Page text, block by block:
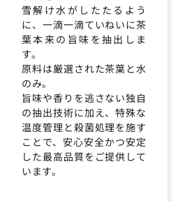
雪解け水がしたたるよう
に、一滴一滴ていねいに茶
葉本来の旨味を抽出しま
す。
原料は厳選された茶葉と水
のみ。
旨味や香りを逃さない独自
の抽出技術に加え、特殊な
温度管理と殺菌処理を施す
ことで、安心安全かつ安定
した最高品質をご提供して
います。